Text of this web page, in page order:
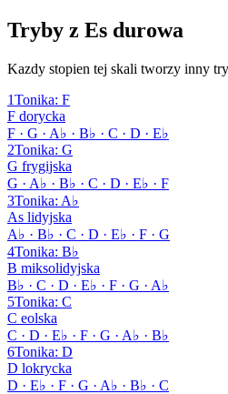
Tryby z Es durowa
Kazdy stopien tej skali tworzy inny
1Tonika: F
F dorycka
F · G · A♭ · B♭ · C · D · E♭
2Tonika: G
G frygijska
G · A♭ · B♭ · C · D · E♭ · F
3Tonika: A♭
As lidyjska
A♭ · B♭ · C · D · E♭ · F · G
4Tonika: B♭
B miksolidyjska
B♭ · C · D · E♭ · F · G · A♭
5Tonika: C
C eolska
C · D · E♭ · F · G · A♭ · B♭
6Tonika: D
D lokrycka
D · E♭ · F · G · A♭ · B♭ · C